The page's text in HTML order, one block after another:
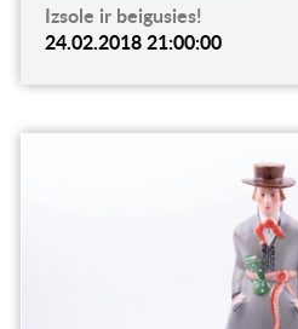
Izsole ir beigusies!
24.02.2018 21:00:00